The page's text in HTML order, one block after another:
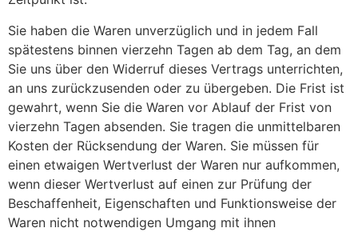
Sie haben die Waren unverzüglich und in jedem Fall
spätestens binnen vierzehn Tagen ab dem Tag, an dem
Sie uns über den Widerruf dieses Vertrags unterrichten,
an uns zurückzusenden oder zu übergeben. Die Frist ist
gewahrt, wenn Sie die Waren vor Ablauf der Frist von
vierzehn Tagen absenden. Sie tragen die unmittelbaren
Kosten der Rücksendung der Waren. Sie müssen für
einen etwaigen Wertverlust der Waren nur aufkommen,
wenn dieser Wertverlust auf einen zur Prüfung der
Beschaffenheit, Eigenschaften und Funktionsweise der
Waren nicht notwendigen Umgang mit ihnen